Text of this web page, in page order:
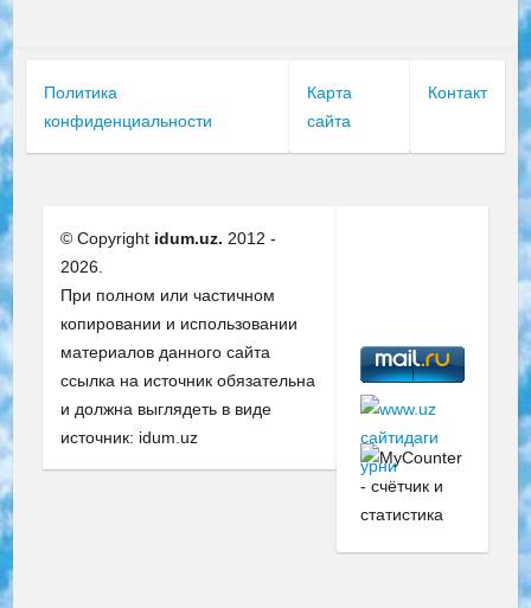
Политика
конфиденциальности
Карта
сайта
Контакт
© Copyright idum.uz. 2012 -
2026.
При полном или частичном
копировании и использовании
материалов данного сайта
ссылка на источник обязательна
и должна выглядеть в виде
источник: idum.uz